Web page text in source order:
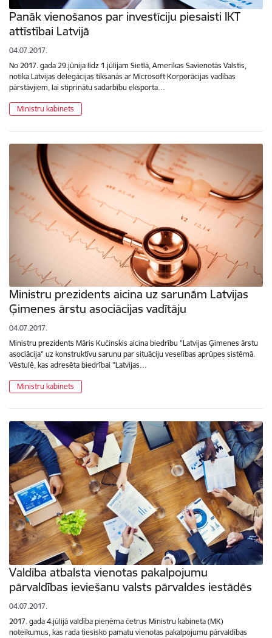
Panāk vienošanos par investīciju piesaisti IKT
attīstībai Latvijā
04.07.2017.
No 2017. gada 29.jūnija līdz 1.jūlijam Sietlā, Amerikas Savienotās Valstīs,
notika Latvijas delegācijas tikšanās ar Microsoft Korporācijas vadības
pārstāvjiem, lai stiprinātu sadarbību eksporta…
Ministru kabinets
Ministru prezidents aicina uz sarunām Latvijas
Ģimenes ārstu asociācijas vadītāju
04.07.2017.
Ministru prezidents Māris Kučinskis aicina biedrību "Latvijas Ģimenes ārstu
asociācija" uz konstruktīvu sarunu par situāciju veselības aprūpes sistēmā.
Vēstulē, kas adresēta biedrībai "Latvijas…
Ministru kabinets
Valdība atbalsta vienotas pakalpojumu
pārvaldības ieviešanu valsts pārvaldes iestādēs
04.07.2017.
2017. gada 4.jūlijā valdība pieņēma četrus Ministru kabineta (MK)
noteikumus, kas rada tiesisko pamatu vienotas pakalpojumu pārvaldības